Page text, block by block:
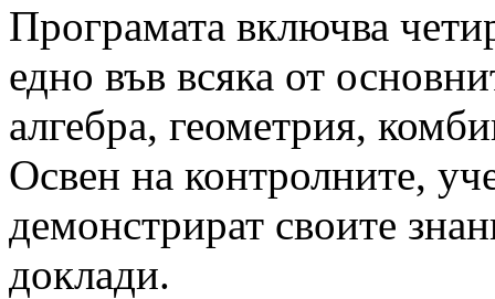
Програмата включва
едно във всяка от
алгебра, геометрия,
Освен на контролните,
демонстрират своите
доклади.